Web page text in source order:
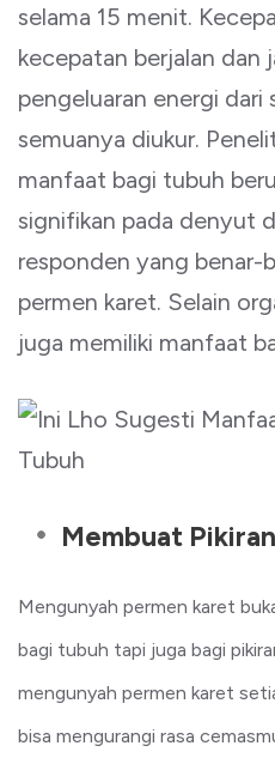
selama 15 menit.
kecepatan berjalan dan
pengeluaran energi dari
semuanya diukur.
manfaat bagi tubuh
signifikan pada denyut
responden yang benar-
permen karet. Selain
juga memiliki manfaat
Membuat
Mengunyah permen karet
bagi tubuh tapi juga bagi
mengunyah permen karet
bisa mengurangi rasa